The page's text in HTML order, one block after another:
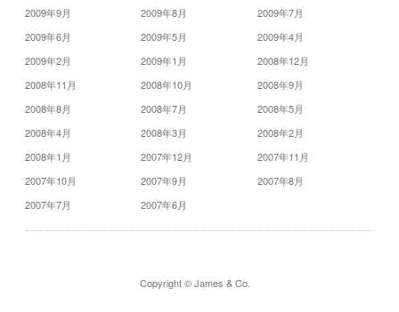
2009年9月
2009年8月
2009年7月
2009年6月
2009年5月
2009年4月
2009年2月
2009年1月
2008年12月
2008年11月
2008年10月
2008年9月
2008年8月
2008年7月
2008年5月
2008年4月
2008年3月
2008年2月
2008年1月
2007年12月
2007年11月
2007年10月
2007年9月
2007年8月
2007年7月
2007年6月
Copyright © James & Co.